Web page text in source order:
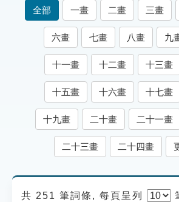
索引選單
知識索引
單字索引
生命大百科索引
遊戲專區
貓頭鷹博士
全部 一畫 二畫 三畫
六畫 七畫 八畫 九
十一畫 十二畫 十三畫
十五畫 十六畫 十七畫
十九畫 二十畫 二十一畫
二十三畫 二十四畫
共 251 筆詞條, 每頁呈列